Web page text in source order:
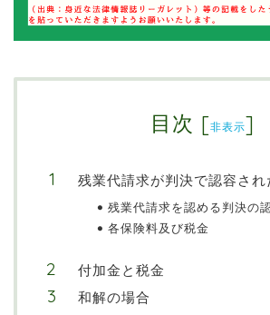
目次 [非表示]
残業代請求が判決で認容され
残業代請求を認める判決の
各保険料及び税金
付加金と税金
和解の場合